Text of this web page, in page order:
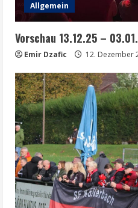
Allgemein
Vorschau 13.12.25 –
Emir Dzafic 12. Dezember